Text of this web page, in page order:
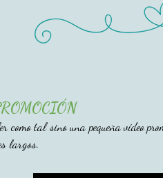
como tal sino una pequeña vídeo
largos.